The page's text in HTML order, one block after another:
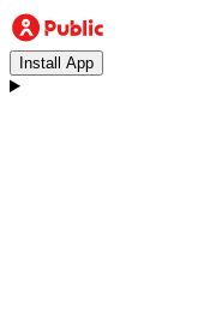
Install App